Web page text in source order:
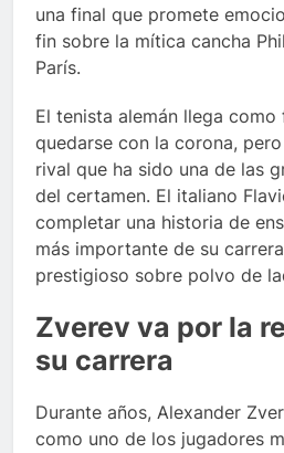
una final que promete
fin sobre la mítica cancha
París.
El tenista alemán llega
quedarse con la corona,
rival que ha sido una de las
del certamen. El italiano
completar una historia de
más importante de su
prestigioso sobre polvo de
Zverev va por la
su carrera
Durante años, Alexander
como uno de los jugadores